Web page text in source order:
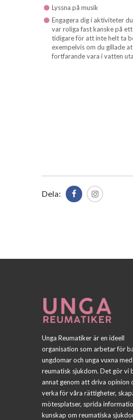
Lyssna på musik
Engagera dig i aktiviteter
var roliga fast kanske på
tidigare för att inte helt ta
exempelvis om du gillade
fortfarande vara i vatten
Dela:
Unga Reumatiker är en ideell
organisation som arbetar för
ungdomar och unga vuxna med
reumatisk sjukdom. Det gör vi
annat genom att driva opinion
verka för våra rättigheter,
mötesplatser, sprida
kunskap om reumatiska